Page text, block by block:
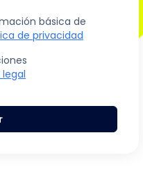
básica de
de privacidad